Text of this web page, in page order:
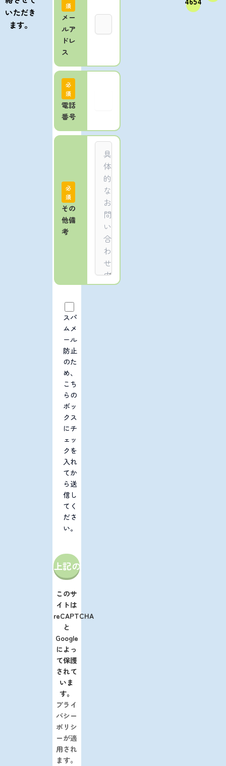
いただき
ます。
須
メー
ルア
ドレ
ス
必
須
電話
番号
必
須
その
他備
考
スパ
ムメ
ール
防止
のた
め、
こち
らの
ボッ
クス
にチ
ェッ
クを
入れ
てか
ら送
信し
てく
ださ
い。
このサ
イトは
reCAPTCHA
と
Google
によっ
て保護
されて
いま
す。
プライ
バシー
ポリシ
ーが適
用され
ます。